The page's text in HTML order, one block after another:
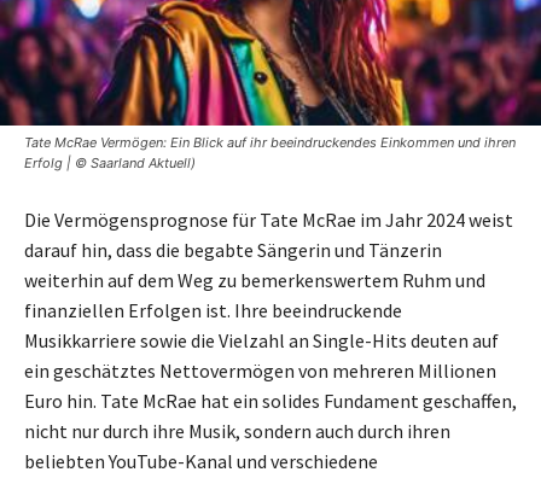
Tate McRae Vermögen: Ein Blick auf ihr beeindruckendes Einkommen und ihren
Erfolg | © Saarland Aktuell)
Die Vermögensprognose für Tate McRae im Jahr 2024 weist
darauf hin, dass die begabte Sängerin und Tänzerin
weiterhin auf dem Weg zu bemerkenswertem Ruhm und
finanziellen Erfolgen ist. Ihre beeindruckende
Musikkarriere sowie die Vielzahl an Single-Hits deuten auf
ein geschätztes Nettovermögen von mehreren Millionen
Euro hin. Tate McRae hat ein solides Fundament geschaffen,
nicht nur durch ihre Musik, sondern auch durch ihren
beliebten YouTube-Kanal und verschiedene